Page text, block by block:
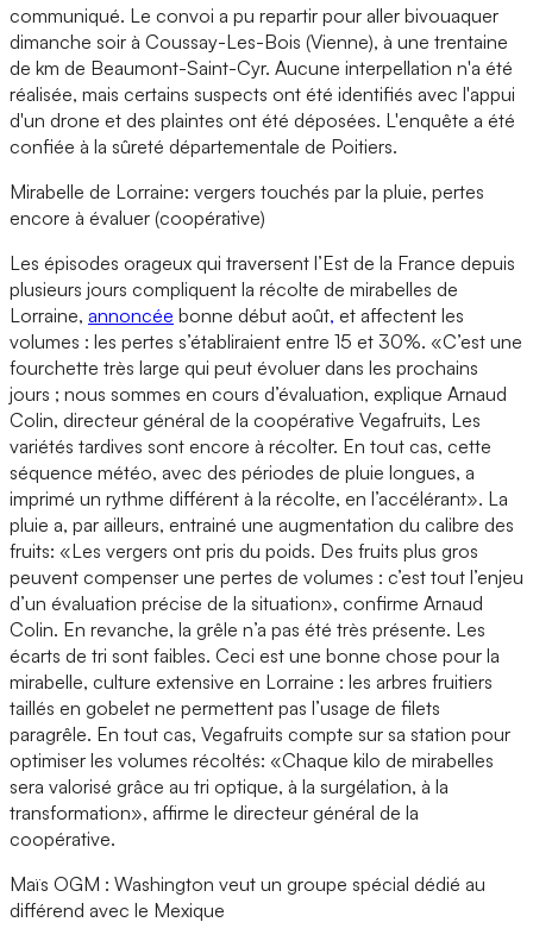
communiqué. Le convoi a pu repartir pour aller bivouaquer
dimanche soir à Coussay-Les-Bois (Vienne), à une trentaine
de km de Beaumont-Saint-Cyr. Aucune interpellation n'a été
réalisée, mais certains suspects ont été identifiés avec l'appui
d'un drone et des plaintes ont été déposées. L'enquête a été
confiée à la sûreté départementale de Poitiers.
Mirabelle de Lorraine: vergers touchés par la pluie, pertes
encore à évaluer (coopérative)
Les épisodes orageux qui traversent l’Est de la France depuis
plusieurs jours compliquent la récolte de mirabelles de
Lorraine, annoncée bonne début août, et affectent les
volumes : les pertes s’établiraient entre 15 et 30%. «C’est une
fourchette très large qui peut évoluer dans les prochains
jours ; nous sommes en cours d’évaluation, explique Arnaud
Colin, directeur général de la coopérative Vegafruits, Les
variétés tardives sont encore à récolter. En tout cas, cette
séquence météo, avec des périodes de pluie longues, a
imprimé un rythme différent à la récolte, en l’accélérant». La
pluie a, par ailleurs, entrainé une augmentation du calibre des
fruits: «Les vergers ont pris du poids. Des fruits plus gros
peuvent compenser une pertes de volumes : c’est tout l’enjeu
d’un évaluation précise de la situation», confirme Arnaud
Colin. En revanche, la grêle n’a pas été très présente. Les
écarts de tri sont faibles. Ceci est une bonne chose pour la
mirabelle, culture extensive en Lorraine : les arbres fruitiers
taillés en gobelet ne permettent pas l’usage de filets
paragrêle. En tout cas, Vegafruits compte sur sa station pour
optimiser les volumes récoltés: «Chaque kilo de mirabelles
sera valorisé grâce au tri optique, à la surgélation, à la
transformation», affirme le directeur général de la
coopérative.
Maïs OGM : Washington veut un groupe spécial dédié au
différend avec le Mexique